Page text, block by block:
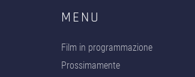
MENU
Film in programmazione
Prossimamente